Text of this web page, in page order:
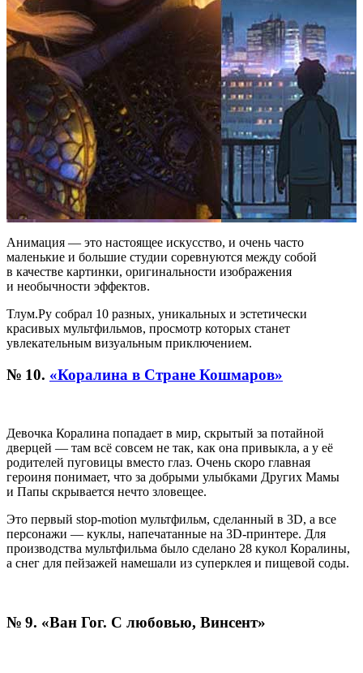
Анимация — это настоящее искусство, и очень часто
маленькие и большие студии соревнуются между собой
в качестве картинки, оригинальности изображения
и необычности эффектов.
Тлум.Ру собрал 10 разных, уникальных и эстетически
красивых мультфильмов, просмотр которых станет
увлекательным визуальным приключением.
№ 10. «Коралина в Стране Кошмаров»
Девочка Коралина попадает в мир, скрытый за потайной
дверцей — там всё совсем не так, как она привыкла, а у её
родителей пуговицы вместо глаз. Очень скоро главная
героиня понимает, что за добрыми улыбками Других Мамы
и Папы скрывается нечто зловещее.
Это первый stop-motion мультфильм, сделанный в 3D, а все
персонажи — куклы, напечатанные на 3D-принтере. Для
производства мультфильма было сделано 28 кукол Коралины,
а снег для пейзажей намешали из суперклея и пищевой соды.
№ 9. «Ван Гог. С любовью, Винсент»